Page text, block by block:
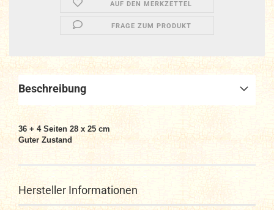
AUF DEN MERKZETTEL
FRAGE ZUM PRODUKT
Beschreibung
36 + 4 Seiten 28 x 25 cm
Guter Zustand
Hersteller Informationen